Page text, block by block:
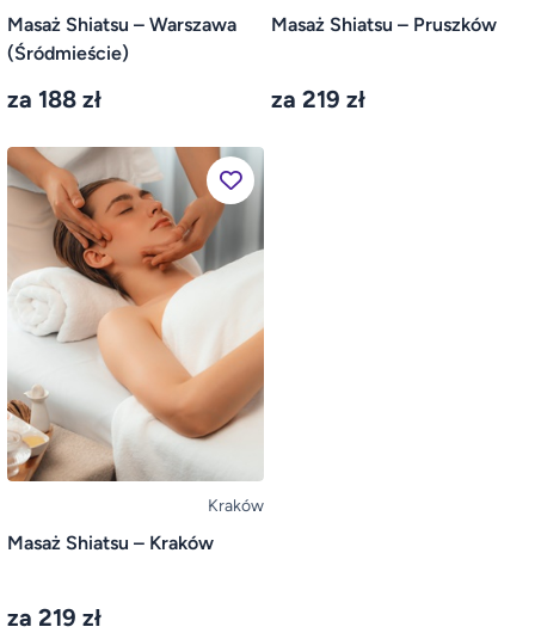
Masaż Shiatsu – Warszawa
(Śródmieście)
za 188 zł
Masaż Shiatsu – Pruszków
za 219 zł
Kraków
Masaż Shiatsu – Kraków
za 219 zł